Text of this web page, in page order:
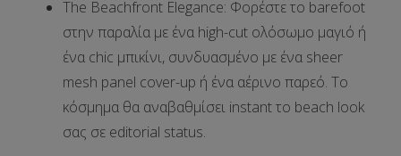
The Beachfront Elegance: Φορέστε το barefoot
στην παραλία με ένα high-cut ολόσωμο μαγιό ή
ένα chic μπικίνι, συνδυασμένο με ένα sheer
mesh panel cover-up ή ένα αέρινο παρεό. Το
κόσμημα θα αναβαθμίσει instant το beach look
σας σε editorial status.